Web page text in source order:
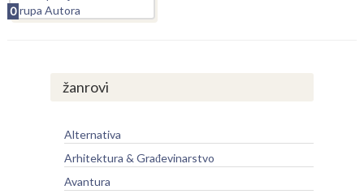
0
žanrovi
Alternativa
Arhitektura & Građevinarstvo
Avantura